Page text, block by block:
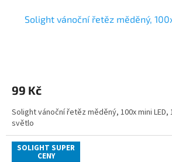
Solight vánoční řetěz měděný,
99 Kč
Solight vánoční řetěz měděný, 100x mini LED,
světlo
SOLIGHT SUPER
CENY